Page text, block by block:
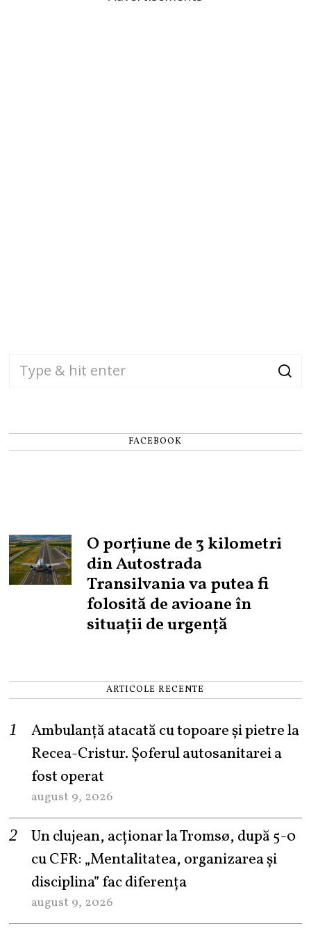
FACEBOOK
O porțiune de 3 kilometri
din Autostrada
Transilvania va putea fi
folosită de avioane în
situații de urgență
ARTICOLE RECENTE
Ambulanță atacată cu topoare și pietre la
Recea-Cristur. Șoferul autosanitarei a
fost operat
august 9, 2026
Un clujean, acționar la Tromsø, după 5-0
cu CFR: „Mentalitatea, organizarea și
disciplina” fac diferența
august 9, 2026